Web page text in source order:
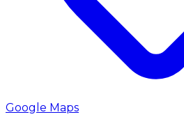
Google Maps